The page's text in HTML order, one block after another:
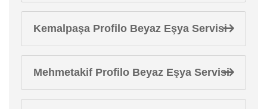
Kemalpaşa Profilo Beyaz Eşya Servisi
Mehmetakif Profilo Beyaz Eşya Servisi